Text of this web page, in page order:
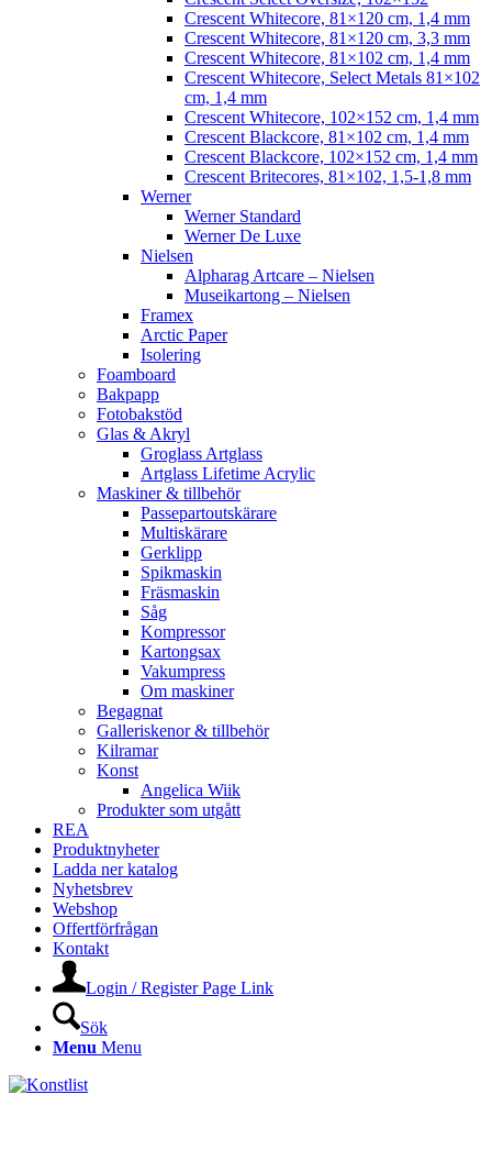
Crescent Whitecore, 81×120 cm, 1,4 mm
Crescent Whitecore, 81×120 cm, 3,3 mm
Crescent Whitecore, 81×102 cm, 1,4 mm
Crescent Whitecore, Select Metals 81×102
cm, 1,4 mm
Crescent Whitecore, 102×152 cm, 1,4 mm
Crescent Blackcore, 81×102 cm, 1,4 mm
Crescent Blackcore, 102×152 cm, 1,4 mm
Crescent Britecores, 81×102, 1,5-1,8 mm
Werner
Werner Standard
Werner De Luxe
Nielsen
Alpharag Artcare – Nielsen
Museikartong – Nielsen
Framex
Arctic Paper
Isolering
Foamboard
Bakpapp
Fotobakstöd
Glas & Akryl
Groglass Artglass
Artglass Lifetime Acrylic
Maskiner & tillbehör
Passepartoutskärare
Multiskärare
Gerklipp
Spikmaskin
Fräsmaskin
Såg
Kompressor
Kartongsax
Vakumpress
Om maskiner
Begagnat
Galleriskenor & tillbehör
Kilramar
Konst
Angelica Wiik
Produkter som utgått
REA
Produktnyheter
Ladda ner katalog
Nyhetsbrev
Webshop
Offertförfrågan
Kontakt
Login / Register Page Link
Sök
Menu Menu